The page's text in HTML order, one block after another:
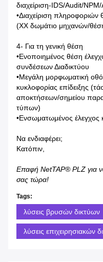
διαχείριση-IDS/Audit/
•Διαχείριση
(ΧΧ δωμάτιο μηχανών/
4- Για τη γενική θέση
•Ενοποιημένος θέση
συνδέσεων Διαδικτύου
•Μεγάλη μορφωματική
κυκλοφορίας επίδειξης
αποκτήσεων/σημείου
τύπων)
•Ενσωματωμένος έλεγχος
Να ενδιαφέρει;
Κατόπιν,
Επαφή NetTAP® PLZ για να
σας τώρα!
Tags:
λύσεις βρυσών δικτύων
λύσεις επιχειρησιακών